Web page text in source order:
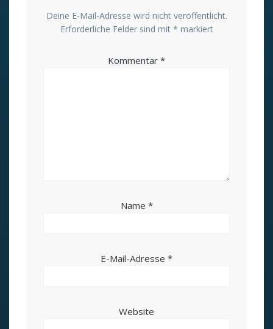
Deine E-Mail-Adresse wird nicht veröffentlicht.
Erforderliche Felder sind mit * markiert
Kommentar *
Name *
E-Mail-Adresse *
Website